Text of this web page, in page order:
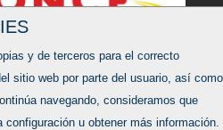
y de terceros para el correcto
sitio web por parte del usuario, así como
navegando, consideramos que
u obtener más información.